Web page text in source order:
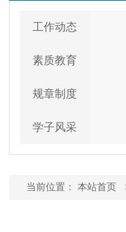
工作动态
素质教育
规章制度
学子风采
当前位置： 本站首页